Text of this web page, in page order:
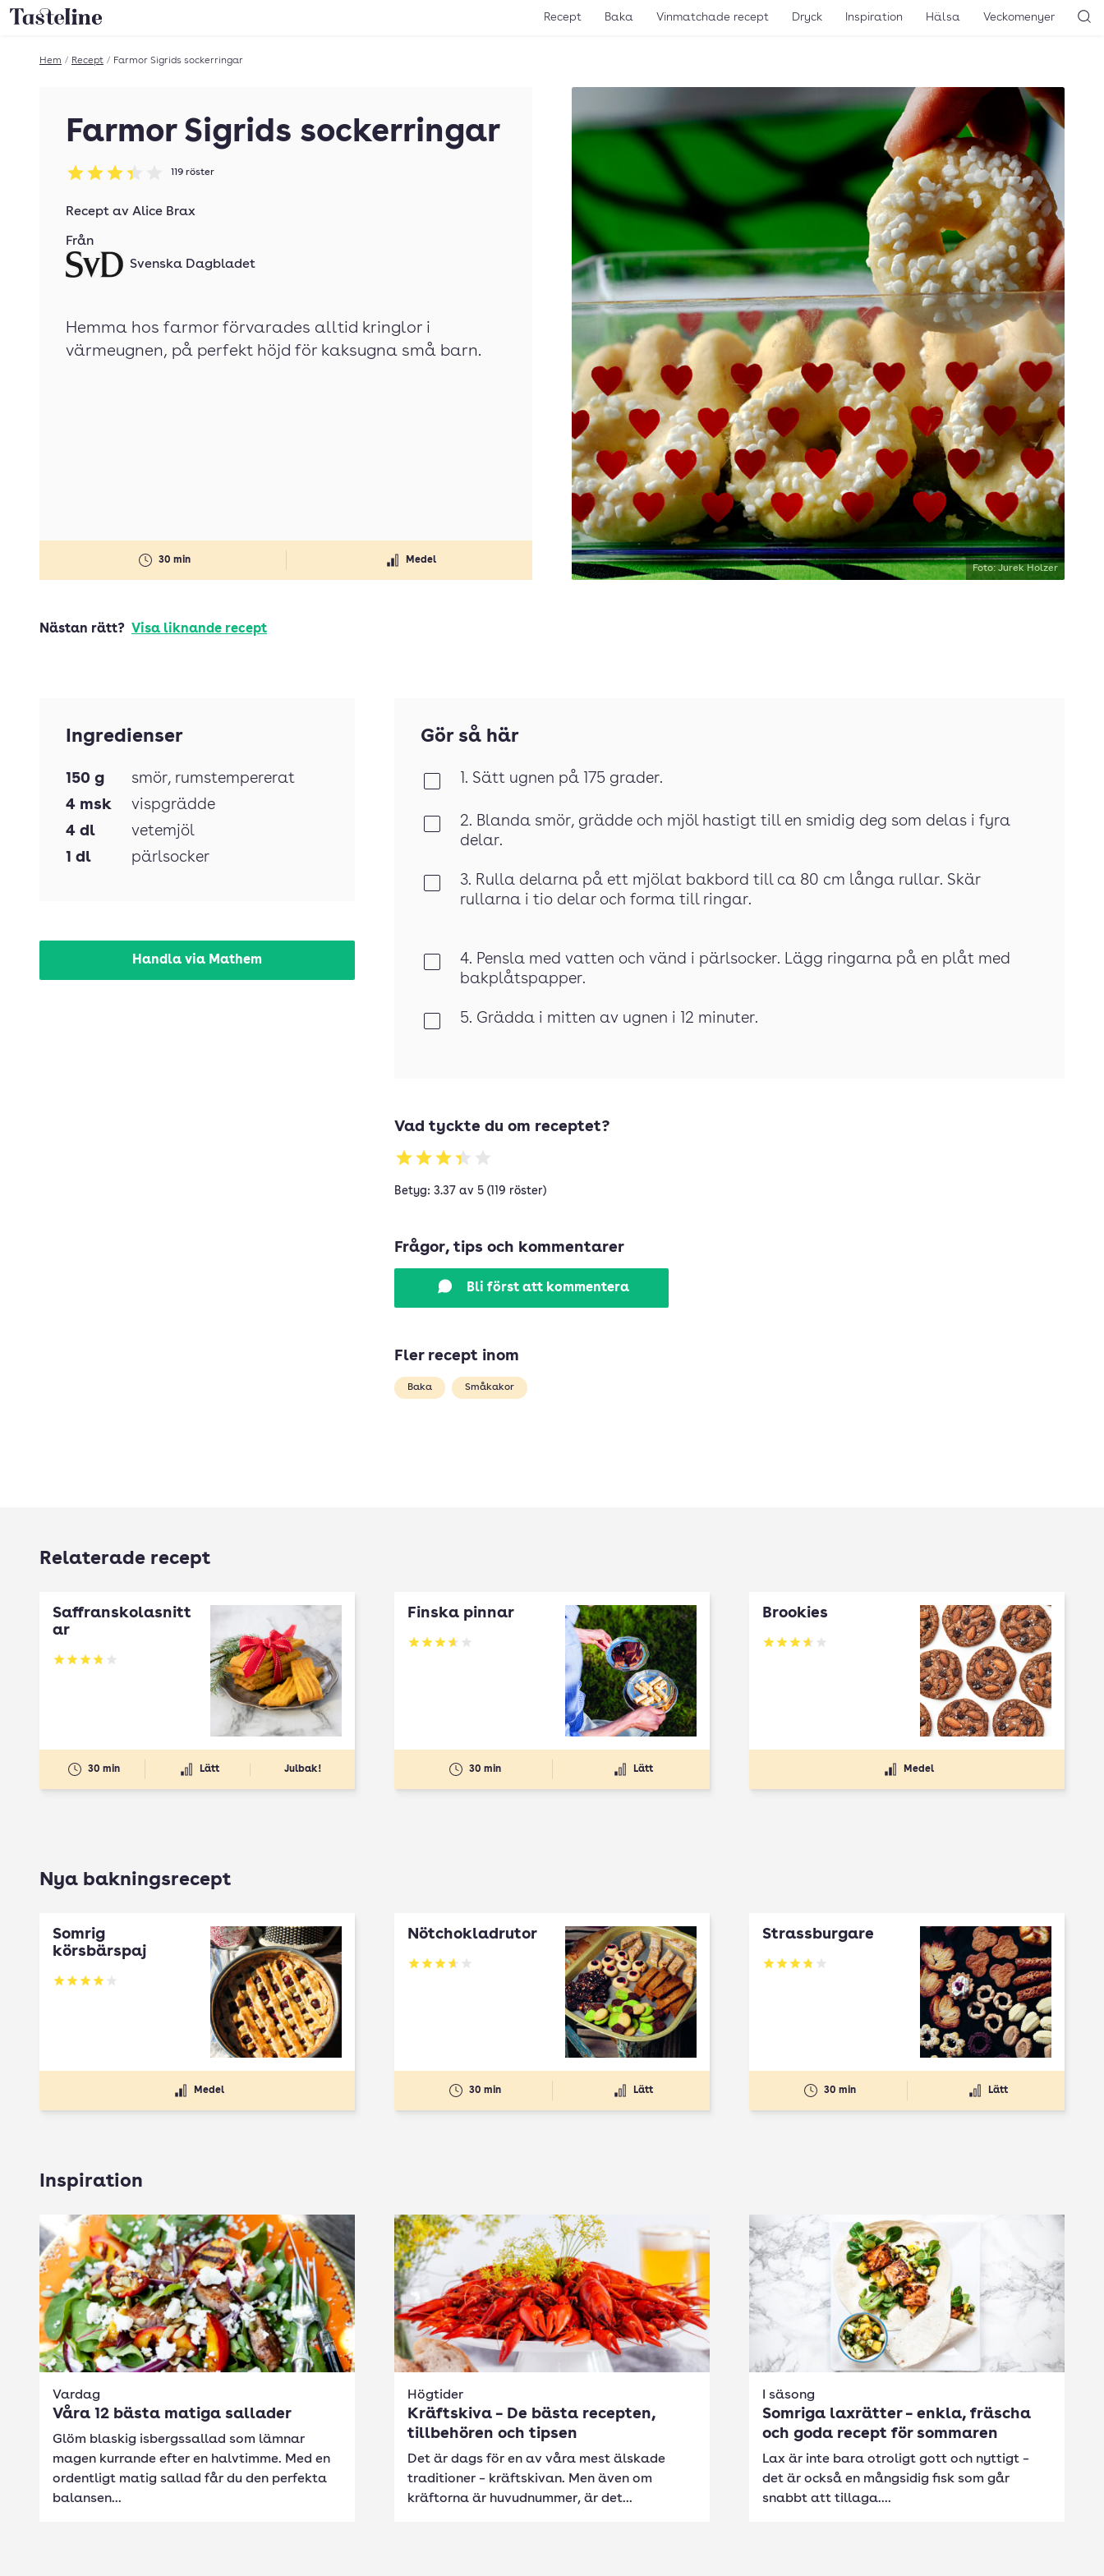
Till Tastelines startsida Recept Baka Vinmatchade recept Dryck Inspiration Hälsa Veckomenyer
Hem / Recept / Farmor Sigrids sockerringar
Farmor Sigrids sockerringar
Betyg: 3.37 av 5
119 röster
30 min Medel
Recept av Alice Brax
Från
Svenska Dagbladet
Hemma hos farmor förvarades alltid kringlor i
värmeugnen, på perfekt höjd för kaksugna små barn.
Foto: Jurek Holzer
Nästan rätt? Visa liknande recept
Ingredienser
150 g smör, rumstempererat
4 msk
vispgrädde
4 dl
vetemjöl
1 dl pärlsocker
Handla via Mathem
Gör så här
1. Sätt ugnen på 175 grader.
2. Blanda smör, grädde och mjöl hastigt till en smidig deg som delas i fyra
delar.
3. Rulla delarna på ett mjölat bakbord till ca 80 cm långa rullar. Skär
rullarna i tio delar och forma till ringar.
4. Pensla med vatten och vänd i pärlsocker. Lägg ringarna på en plåt med
bakplåtspapper.
5. Grädda i mitten av ugnen i 12 minuter.
Vad tyckte du om receptet?
Betyg: 3.37 av 5 (119 röster)
Frågor, tips och kommentarer
Bli först att kommentera
Fler recept inom
Baka Småkakor
Relaterade recept
Saffranskolasnitt
ar
Betyg: 3.81 av 5
30 min Lätt Julbak!
Finska pinnar
Betyg: 3.67 av 5
30 min Lätt
Brookies
Betyg: 3.64 av 5
Medel
Nya bakningsrecept
Somrig
körsbärspaj
Betyg: 4 av 5
Medel
Nötchokladrutor
Betyg: 3.65 av 5
30 min Lätt
Strassburgare
Betyg: 3.78 av 5
30 min Lätt
Inspiration
Vardag
Våra 12 bästa matiga sallader
Glöm blaskig isbergssallad som lämnar
magen kurrande efter en halvtimme. Med en
ordentligt matig sallad får du den perfekta
balansen...
Högtider
Kräftskiva – De bästa recepten,
tillbehören och tipsen
Det är dags för en av våra mest älskade
traditioner – kräftskivan. Men även om
kräftorna är huvudnummer, är det...
I säsong
Somriga laxrätter – enkla, fräscha
och goda recept för sommaren
Lax är inte bara otroligt gott och nyttigt –
det är också en mångsidig fisk som går
snabbt att tillaga....